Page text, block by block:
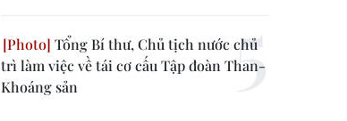
Tổng Bí thư, Chủ tịch nước chủ
trì làm việc về tái cơ cấu Tập đoàn Than-
Khoáng sản